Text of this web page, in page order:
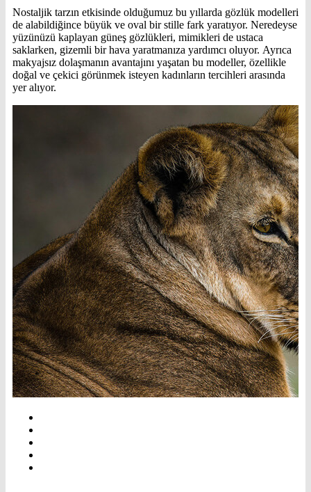
Nostaljik tarzın etkisinde olduğumuz bu yıllarda gözlük modelleri
de alabildiğince büyük ve oval bir stille fark yaratıyor. Neredeyse
yüzünüzü kaplayan güneş gözlükleri, mimikleri de ustaca
saklarken, gizemli bir hava yaratmanıza yardımcı oluyor. Ayrıca
makyajsız dolaşmanın avantajını yaşatan bu modeller, özellikle
doğal ve çekici görünmek isteyen kadınların tercihleri arasında
yer alıyor.